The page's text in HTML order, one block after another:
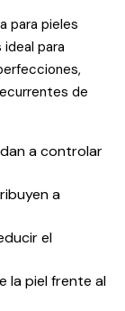
para pieles
para
de
a controlar
a
el
la piel frente al